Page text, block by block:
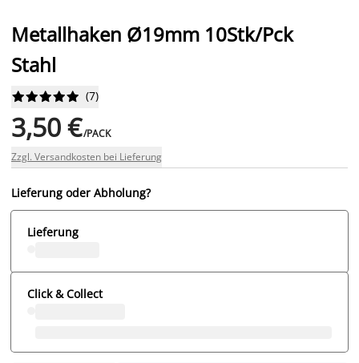
Metallhaken Ø19mm 10Stk/Pck
Stahl





 (7)
3,50 €/PACK
Zzgl. Versandkosten bei Lieferung
Lieferung oder Abholung?
Lieferung
Click & Collect